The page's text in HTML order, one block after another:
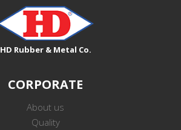
HD Rubber & Metal Co.
CORPORATE
About us
Quality